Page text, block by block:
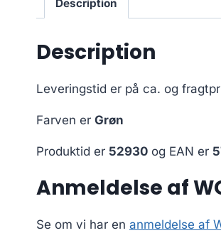
Description
Description
Leveringstid er på ca. og
Farven er Grøn
Produktid er 52930 og EAN er
Anmeldelse af
Se om vi har en anmeldelse af